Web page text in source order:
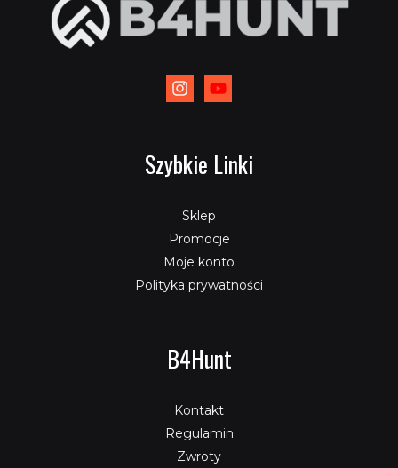
Szybkie Linki
Sklep
Promocje
Moje konto
Polityka prywatności
B4Hunt
Kontakt
Regulamin
Zwroty